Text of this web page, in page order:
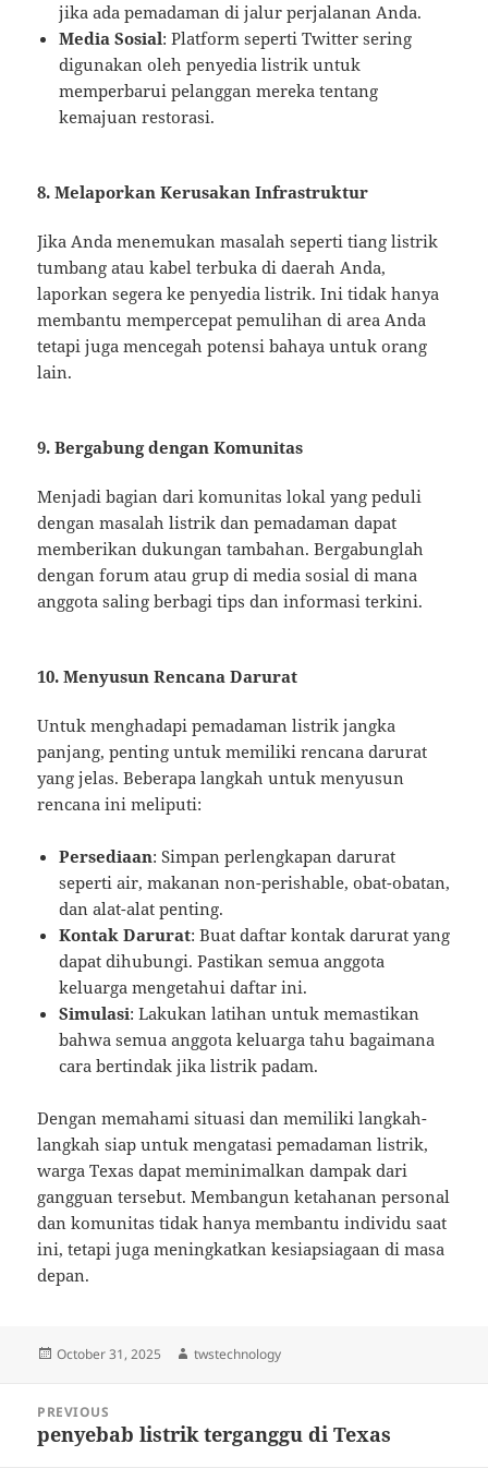
jika ada pemadaman di jalur perjalanan Anda.
Media Sosial: Platform seperti Twitter sering
digunakan oleh penyedia listrik untuk
memperbarui pelanggan mereka tentang
kemajuan restorasi.
8. Melaporkan Kerusakan Infrastruktur
Jika Anda menemukan masalah seperti tiang listrik
tumbang atau kabel terbuka di daerah Anda,
laporkan segera ke penyedia listrik. Ini tidak hanya
membantu mempercepat pemulihan di area Anda
tetapi juga mencegah potensi bahaya untuk orang
lain.
9. Bergabung dengan Komunitas
Menjadi bagian dari komunitas lokal yang peduli
dengan masalah listrik dan pemadaman dapat
memberikan dukungan tambahan. Bergabunglah
dengan forum atau grup di media sosial di mana
anggota saling berbagi tips dan informasi terkini.
10. Menyusun Rencana Darurat
Untuk menghadapi pemadaman listrik jangka
panjang, penting untuk memiliki rencana darurat
yang jelas. Beberapa langkah untuk menyusun
rencana ini meliputi:
Persediaan: Simpan perlengkapan darurat
seperti air, makanan non-perishable, obat-obatan,
dan alat-alat penting.
Kontak Darurat: Buat daftar kontak darurat yang
dapat dihubungi. Pastikan semua anggota
keluarga mengetahui daftar ini.
Simulasi: Lakukan latihan untuk memastikan
bahwa semua anggota keluarga tahu bagaimana
cara bertindak jika listrik padam.
Dengan memahami situasi dan memiliki langkah-
langkah siap untuk mengatasi pemadaman listrik,
warga Texas dapat meminimalkan dampak dari
gangguan tersebut. Membangun ketahanan personal
dan komunitas tidak hanya membantu individu saat
ini, tetapi juga meningkatkan kesiapsiagaan di masa
depan.
Posted
October 31, 2025 Author
twstechnology
navigation
PREVIOUS
Previous
penyebab listrik terganggu di Texas